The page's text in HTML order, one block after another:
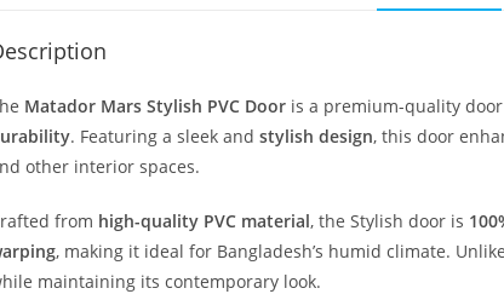
Matador Mars Stylish PVC Door is a premium-quality
. Featuring a sleek and stylish design, this door
other interior spaces.
from high-quality PVC material, the Stylish door is
, making it ideal for Bangladesh’s humid climate.
maintaining its contemporary look.